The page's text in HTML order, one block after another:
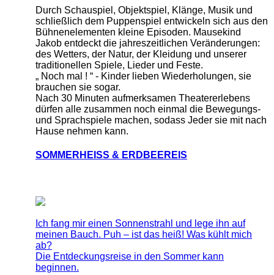
Durch Schauspiel, Objektspiel, Klänge, Musik und
schließlich dem Puppenspiel entwickeln sich aus den
Bühnenelementen kleine Episoden. Mausekind
Jakob entdeckt die jahreszeitlichen Veränderungen:
des Wetters, der Natur, der Kleidung und unserer
traditionellen Spiele, Lieder und Feste.
„ Noch mal ! “ - Kinder lieben Wiederholungen, sie
brauchen sie sogar.
Nach 30 Minuten aufmerksamen Theatererlebens
dürfen alle zusammen noch einmal die Bewegungs-
und Sprachspiele machen, sodass Jeder sie mit nach
Hause nehmen kann.
SOMMERHEISS & ERDBEEREIS
Ich fang mir einen Sonnenstrahl und lege ihn auf
meinen Bauch. Puh – ist das heiß! Was kühlt mich
ab?
Die Entdeckungsreise in den Sommer kann
beginnen.